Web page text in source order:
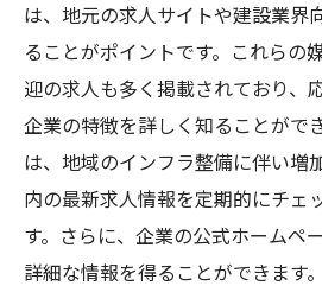
は、地元の求人サイトや建設業界
ることがポイントです。これらの
迎の求人も多く掲載されており、
企業の特徴を詳しく知ることがで
は、地域のインフラ整備に伴い増
内の最新求人情報を定期的にチェ
す。さらに、企業の公式ホームペ
詳細な情報を得ることができます。